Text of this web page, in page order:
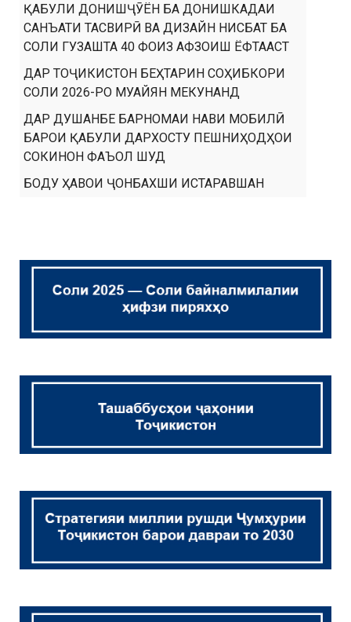
ҚАБУЛИ ДОНИШҶӮЁН БА ДОНИШКАДАИ
САНЪАТИ ТАСВИРӢ ВА ДИЗАЙН НИСБАТ БА
СОЛИ ГУЗАШТА 40 ФОИЗ АФЗОИШ ЁФТААСТ
ДАР ТОҶИКИСТОН БЕҲТАРИН СОҲИБКОРИ
СОЛИ 2026-РО МУАЙЯН МЕКУНАНД
ДАР ДУШАНБЕ БАРНОМАИ НАВИ МОБИЛӢ
БАРОИ ҚАБУЛИ ДАРХОСТУ ПЕШНИҲОДҲОИ
СОКИНОН ФАЪОЛ ШУД
БОДУ ҲАВОИ ҶОНБАХШИ ИСТАРАВШАН